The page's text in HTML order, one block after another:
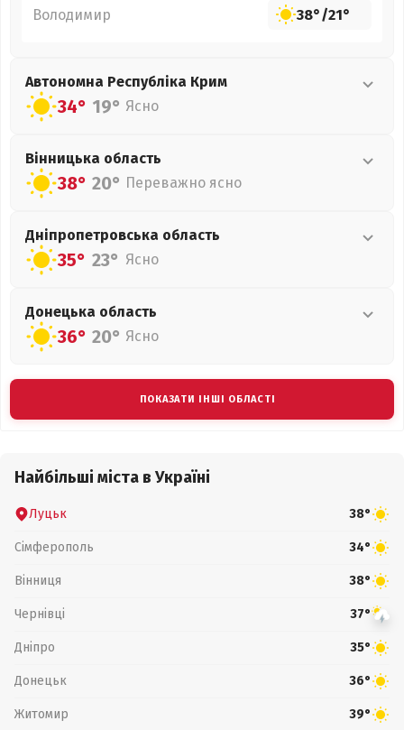
Володимир 38°/21°
Автономна Республіка Крим
34° 19° Ясно
Вінницька область
38° 20° Переважно ясно
Дніпропетровська область
35° 23° Ясно
Донецька область
36° 20° Ясно
ПОКАЗАТИ ІНШІ ОБЛАСТІ
Найбільші міста в Україні
Луцьк 38°
Сімферополь 34°
Вінниця 38°
Чернівці 37°
Дніпро 35°
Донецьк 36°
Житомир 39°